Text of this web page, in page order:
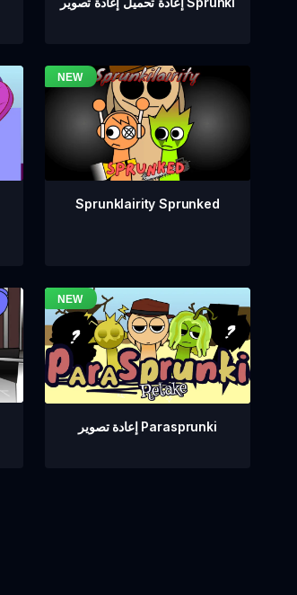
Sprunklairity Sprunked
إعادة تصوير Parasprunki